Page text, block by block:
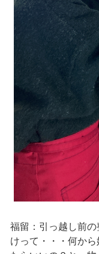
福留：引っ越し前
けって・・・何か